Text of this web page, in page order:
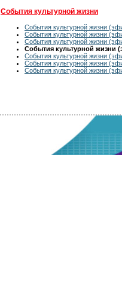
События культурной жизни
События культурной жизни
События культурной жизни
События культурной жизни
События культурной жизни
События культурной жизни
События культурной жизни
События культурной жизни